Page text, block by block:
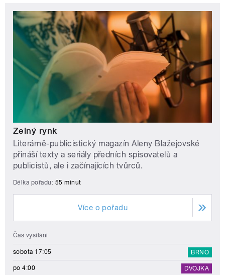
Zelný rynk
Literárně-publicistický magazín Aleny Blažejovské
přináší texty a seriály předních spisovatelů a
publicistů, ale i začínajících tvůrců.
Délka pořadu: 55 minut
Více o pořadu
Čas vysílání
sobota 17:05 BRNO
po 4:00 DVOJKA